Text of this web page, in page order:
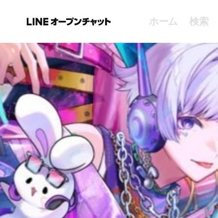
ホーム 検索